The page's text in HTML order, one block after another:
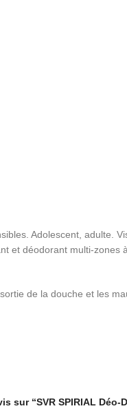
Adolescent, adulte.
et déodorant multi-zones
de la douche et les
sur “SVR SPIRIAL Déo-